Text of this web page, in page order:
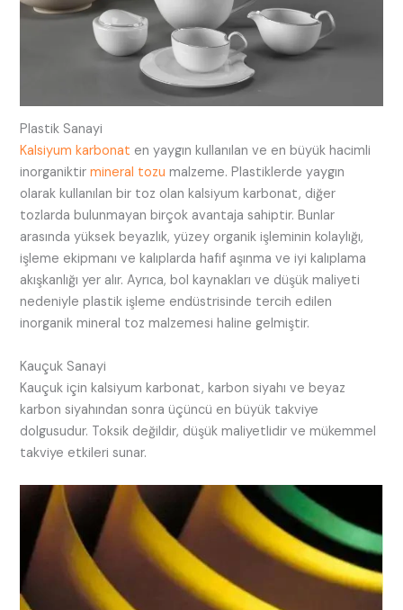
Plastik Sanayi
Kalsiyum karbonat en yaygın kullanılan ve en büyük hacimli
inorganiktirmineral tozu malzeme. Plastiklerde yaygın
olarak kullanılan bir toz olan kalsiyum karbonat, diğer
tozlarda bulunmayan birçok avantaja sahiptir. Bunlar
arasında yüksek beyazlık, yüzey organik işleminin kolaylığı,
işleme ekipmanı ve kalıplarda hafif aşınma ve iyi kalıplama
akışkanlığı yer alır. Ayrıca, bol kaynakları ve düşük maliyeti
nedeniyle plastik işleme endüstrisinde tercih edilen
inorganik mineral toz malzemesi haline gelmiştir.
Kauçuk Sanayi
Kauçuk için kalsiyum karbonat, karbon siyahı ve beyaz
karbon siyahından sonra üçüncü en büyük takviye
dolgusudur. Toksik değildir, düşük maliyetlidir ve mükemmel
takviye etkileri sunar.